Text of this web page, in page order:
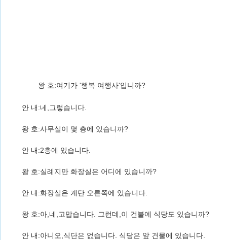
왕 호:여기가 '행복 여행사'입니까?
안 내:네,그렇습니다.
왕 호:사무실이 몇 층에 있습니까?
안 내:2층에 있습니다.
왕 호:실례지만 화장실은 어디에 있습니까?
안 내:화장실은 계단 오른쪽에 있습니다.
왕 호:아,네,고맙습니다. 그런데,이 건불에 식당도 있습니까?
안 내:아니오,식단은 없습니다. 식당은 앞 건물에 있습니다.